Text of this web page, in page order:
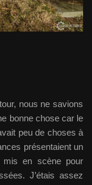
nous ne savions
bonne chose car le
peu de choses à
présentaient un
mis en scène pour
J’étais assez